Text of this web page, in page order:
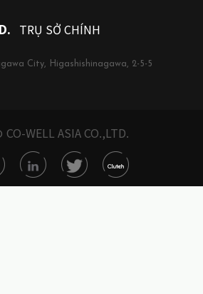
TRỤ SỞ CHÍNH
City, Higashishinagawa, 2-5-5
CO-WELL ASIA CO.,LTD.